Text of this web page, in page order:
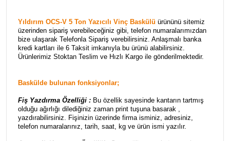
Yıldırım OCS-V 5 Ton Yazıcılı Vinç Baskülü ürününü sitemiz
üzerinden sipariş verebileceğiniz gibi, telefon numaralarımızdan
bize ulaşarak Telefonla Sipariş verebilirsiniz. Anlaşmalı banka
kredi kartları ile 6 Taksit imkanıyla bu ürünü alabilirsiniz.
Ürünlerimiz Stoktan Teslim ve Hızlı Kargo ile gönderilmektedir.
Baskülde bulunan fonksiyonlar;
Fiş Yazdırma Özelliği : Bu özellik sayesinde kantarın tartmış
olduğu ağırlığı dilediğiniz zaman print tuşuna basarak ,
yazdırabilirsiniz. Fişinizin üzerinde firma isminiz, adresiniz,
telefon numaralarınız, tarih, saat, kg ve ürün ismi yazılır.